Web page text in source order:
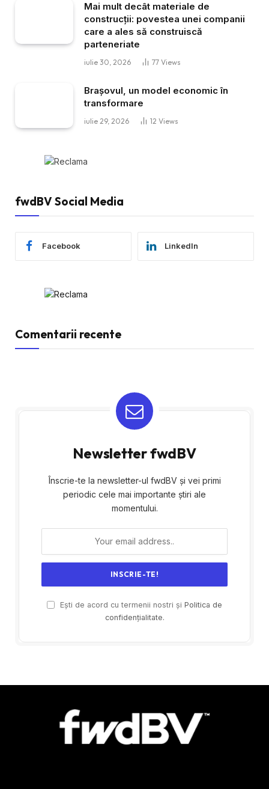
Mai mult decât materiale de
construcții: povestea unei companii
care a ales să construiscă
parteneriate
iulie 30, 2026 77 Views
Brașovul, un model economic în
transformare
iulie 29, 2026 12 Views
fwdBV Social Media
Facebook LinkedIn
Comentarii recente
Newsletter fwdBV
Înscrie-te la newsletter-ul fwdBV și vei primi
periodic cele mai importante știri ale
momentului.
Ești de acord cu termenii nostri și Politica de
confidențialitate.